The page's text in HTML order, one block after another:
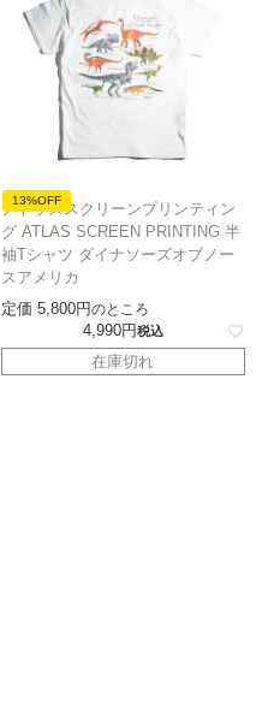
13%OFF
アトラススクリーンプリンティン
グ ATLAS SCREEN PRINTING 半
袖Tシャツ ダイナソーズオブノー
スアメリカ
定価 5,800 のところ
4,990 税込
在庫切れ